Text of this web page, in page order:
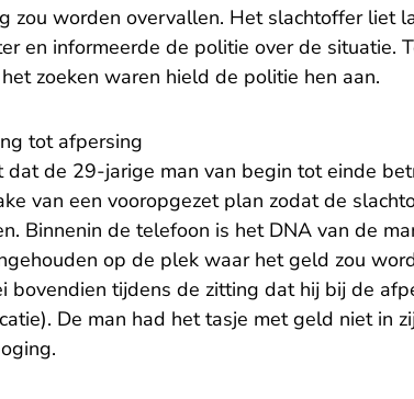
zou worden overvallen. Het slachtoffer liet
en informeerde de politie over de situatie.
zoeken waren hield de politie hen aan.
tot afpersing
dat de 29-jarige man van begin tot einde
van een vooropgezet plan zodat de
Binnenin de telefoon is het DNA van de
op de plek waar het geld zou
bovendien tijdens de zitting dat hij bij de
De man had het tasje met geld niet in